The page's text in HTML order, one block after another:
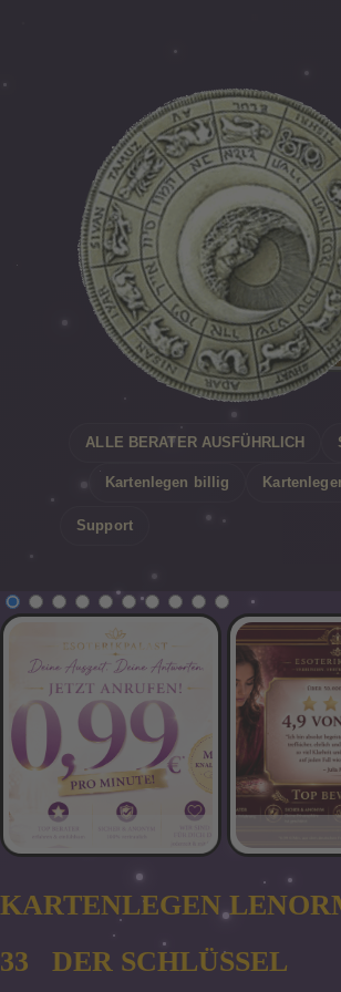
ALLE BERATER AUSFÜHRLICH
Kartenlegen billig
Support
KARTENLEGEN
33 DER SCHLÜSSEL